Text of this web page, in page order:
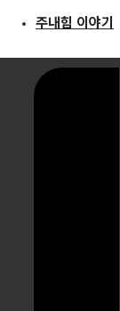
주내힘 이야기
주내힘 이야기